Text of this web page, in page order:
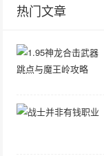
热门文章